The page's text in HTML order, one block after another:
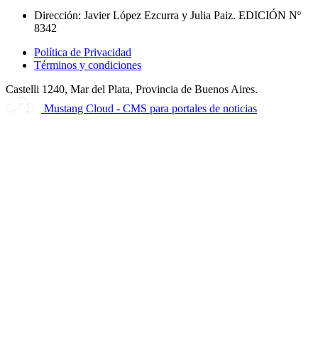
Dirección: Javier López Ezcurra y Julia Paiz. EDICIÓN Nº
8342
Política de Privacidad
Términos y condiciones
Castelli 1240, Mar del Plata, Provincia de Buenos Aires.
Mustang Cloud - CMS para portales de noticias